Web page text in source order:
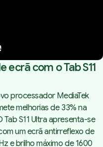
com o Tab S11
processador MediaTek
melhorias de 33% na
Tab S11 Ultra apresenta-se
um ecrã antirreflexo de
e brilho máximo de 1600